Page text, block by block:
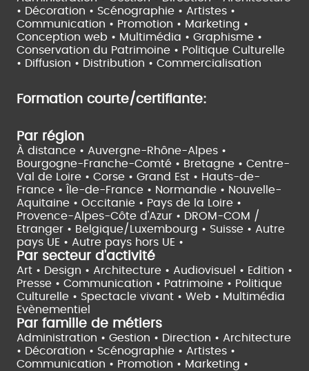
• Décoration • Scénographie • Artistes •
Communication • Promotion • Marketing •
Conception web • Multimédia • Graphisme •
Conservation du Patrimoine • Politique Culturelle
• Diffusion • Distribution • Commercialisation
Formation courte/certifiante:
Par région
À distance • Auvergne-Rhône-Alpes •
Bourgogne-Franche-Comté • Bretagne • Centre-
Val de Loire • Corse • Grand Est • Hauts-de-
France •
Île-de-France • Normandie • Nouvelle-
Aquitaine • Occitanie • Pays de la Loire •
Provence-Alpes-Côte d'Azur • DROM-COM /
Etranger • Belgique/Luxembourg • Suisse • Autre
pays UE • Autre pays hors UE •
Par secteur d'activité
Art • Design • Architecture • Audiovisuel • Edition •
Presse • Communication • Patrimoine • Politique
Culturelle • Spectacle vivant • Web • Multimédia
Evènementiel
Par famille de métiers
Administration • Gestion • Direction • Architecture
• Décoration • Scénographie • Artistes •
Communication • Promotion • Marketing •